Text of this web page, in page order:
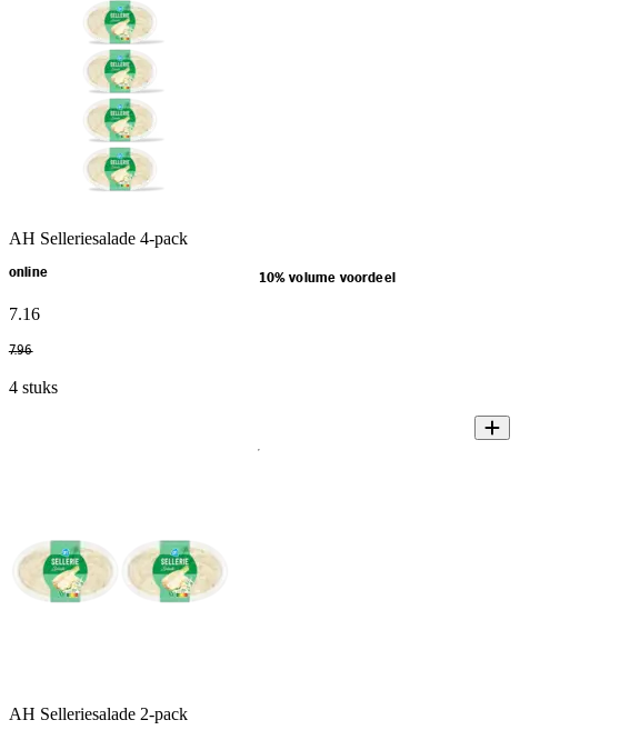
AH Selleriesalade 4-pack
online 10% volume voordeel
7.16
7.96
4 stuks
AH Selleriesalade 2-pack